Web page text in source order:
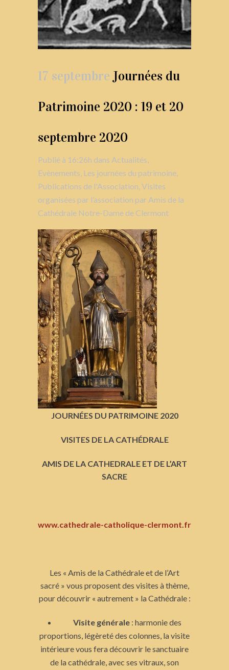
17 septembre Journées du
Patrimoine 2020 : 19 et 20
septembre 2020
Publié à 16:26h dans Actualités,
Evènements, Les journées du patrimoine,
Publications de l'Association,Visites
organisées par l’association par Amis de la
Cathédrale Notre-Dame de Clermont
JOURNÉES DU PATRIMOINE 2020
VISITES DE LA CATHÉDRALE
AMIS DE LA CATHEDRALE ET DE L’ART
SACRE
www.cathedrale-catholique-clermont.fr
Les « Amis de la Cathédrale et de l’Art
sacré » vous proposent des visites à thème,
pour découvrir « autrement » la Cathédrale :
Visite générale: harmonie des
proportions, légèreté des colonnes, la visite
intérieure vous fera découvrir le sanctuaire
de la cathédrale, avec ses vitraux, son